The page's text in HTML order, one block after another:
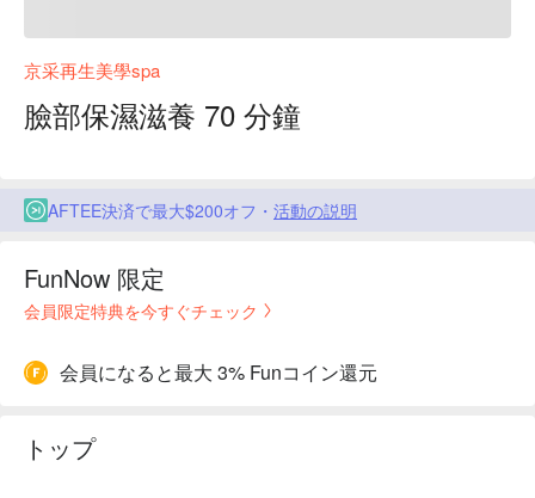
京采再生美學spa
臉部保濕滋養 70 分鐘
AFTEE決済で最大$200オフ・ 活動の説明
FunNow 限定
会員限定特典を今すぐチェック
会員になると最大 3% Funコイン還元
トップ